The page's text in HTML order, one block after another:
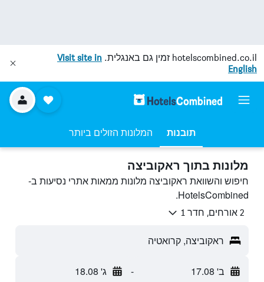
hotelscombined.co.il זמין גם באנגלית. Visit site in
English
תובנות המלונות הזולים ביותר
מלונות בתוך ראקוביצה
חיפוש והשוואת ראקוביצה מלונות ממאות אתרי נסיעות ב-
HotelsCombined.
2 אורחים, חדר 1
ראקוביצה, קרואטיה
ב' 17.08 - ג' 18.08